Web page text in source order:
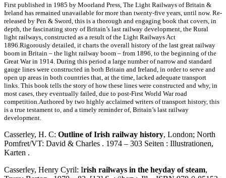
First published in 1985 by Moorland Press, The Light Railways of Britain &
Ireland has remained unavailable for more than twenty-five years, until now. Re-
released by Pen & Sword, this is a thorough and engaging book that covers, in
depth, the fascinating story of Britain’s last railway development, the Rural
light railways, constructed as a result of the Light Railways Act
1896.Rigorously detailed, it charts the overall history of the last great railway
boom in Britain – the light railway boom – from 1896, to the beginning of the
Great War in 1914. During this period a large number of narrow and standard
gauge lines were constructed in both Britain and Ireland, in order to serve and
open up areas in both countries that, at the time, lacked adequate transport
links. This book tells the story of how these lines were constructed and why, in
most cases, they eventually failed, due to post-First World War road
competition.Authored by two highly acclaimed writers of transport history, this
is a true testament to, and a timely reminder of, Britain’s last railway
development.
Casserley, H. C: Outline of Irish railway history, London; North
Pomfret/VT: David & Charles . 1974 – 303 Seiten : Illustrationen,
Karten .
Casserley, Henry Cyril: Irish railways in the heyday of steam,